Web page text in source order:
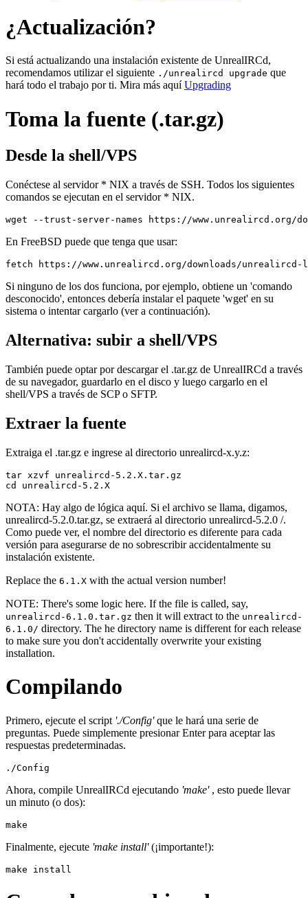
¿Actualización?
Si está actualizando una instalación existente de UnrealIRCd,
recomendamos utilizar el siguiente ./unrealircd upgrade que
hará todo el trabajo por ti. Mira más aquíUpgrading
Toma la fuente (.tar.gz)
Desde la shell/VPS
Conéctese al servidor * NIX a través de SSH. Todos los siguientes
comandos se ejecutan en el servidor * NIX.
wget --trust-server-names https://www.unrealircd.org/
En FreeBSD puede que tenga que usar:
fetch https://www.unrealircd.org/downloads/
Si ninguno de los dos funciona, por ejemplo, obtiene un 'comando
desconocido', entonces debería instalar el paquete 'wget' en su
sistema o intentar cargarlo (ver a continuación).
Alternativa: subir a shell/VPS
También puede optar por descargar el .tar.gz de UnrealIRCd a través
de su navegador, guardarlo en el disco y luego cargarlo en el
shell/VPS a través de SCP o SFTP.
Extraer la fuente
Extraiga el .tar.gz e ingrese al directorio unrealircd-x.y.z:
tar xzvf unrealircd-5.2.X.tar.gz
NOTA: Hay algo de lógica aquí. Si el archivo se llama, digamos,
unrealircd-5.2.0.tar.gz, se extraerá al directorio unrealircd-5.2.0 /.
Como puede ver, el nombre del directorio es diferente para cada
versión para asegurarse de no sobrescribir accidentalmente su
instalación existente.
Replace the 6.1.X with the actual version number!
NOTE: There's some logic here. If the file is called, say,
unrealircd-6.1.0.tar.gz then it will extract to the unrealircd-
6.1.0/ directory. The he directory name is different for each release
to make sure you don't accidentally overwrite your existing
installation.
Compilando
Primero, ejecute el script './Config'que le hará una serie de
preguntas. Puede simplemente presionar Enter para aceptar las
respuestas predeterminadas.
Ahora, compile UnrealIRCd ejecutando 'make' , esto puede llevar
un minuto (o dos):
Finalmente, ejecute 'make install'(¡importante!):